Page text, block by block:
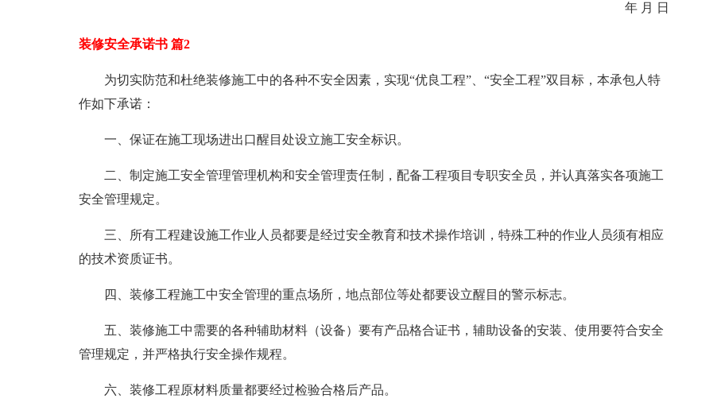
年 月 日
装修安全承诺书 篇2
为切实防范和杜绝装修施工中的各种不安全因素，实现“优良工程”、“安全工程”双目标，本承包人特
作如下承诺：
一、保证在施工现场进出口醒目处设立施工安全标识。
二、制定施工安全管理管理机构和安全管理责任制，配备工程项目专职安全员，并认真落实各项施工
安全管理规定。
三、所有工程建设施工作业人员都要是经过安全教育和技术操作培训，特殊工种的作业人员须有相应
的技术资质证书。
四、装修工程施工中安全管理的重点场所，地点部位等处都要设立醒目的警示标志。
五、装修施工中需要的各种辅助材料（设备）要有产品格合证书，辅助设备的安装、使用要符合安全
管理规定，并严格执行安全操作规程。
六、装修工程原材料质量都要经过检验合格后产品。